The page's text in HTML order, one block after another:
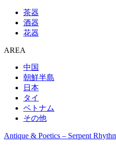
茶器
酒器
花器
AREA
中国
朝鮮半島
日本
タイ
ベトナム
その他
Antique & Poetics – Serpent